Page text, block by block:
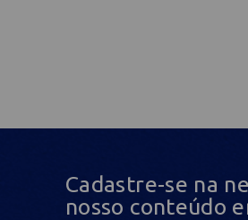
Cadastre-se na
nosso conteúdo